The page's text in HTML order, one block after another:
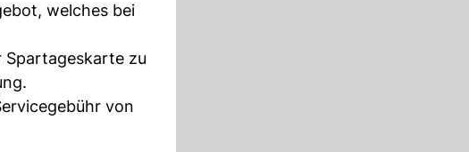
welches bei
Spartageskarte zu
von